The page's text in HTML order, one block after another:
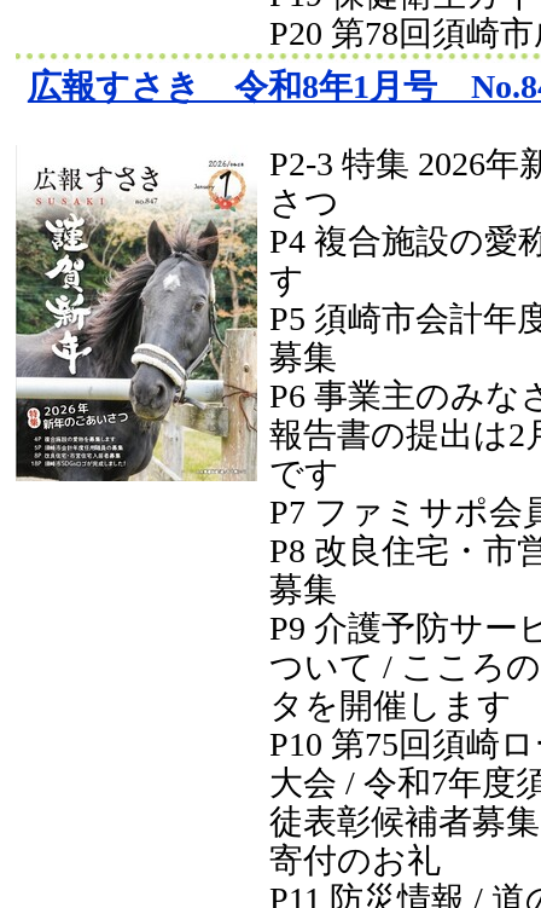
P20 第78回須崎
広報すさき 令和8年1月号
P2-3 特集 2026年
さつ
P4 複合施設の愛
す
P5 須崎市会計年
募集
P6 事業主のみな
報告書の提出は2
です
P7 ファミサポ会
P8 改良住宅・市
募集
P9 介護予防サー
ついて / こころ
タを開催します
P10 第75回須崎
大会 / 令和7年度
徒表彰候補者募
寄付のお礼
P11 防災情報 /